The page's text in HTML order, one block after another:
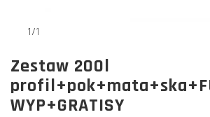
1/1
Zestaw 200l
WYP+GRATISY